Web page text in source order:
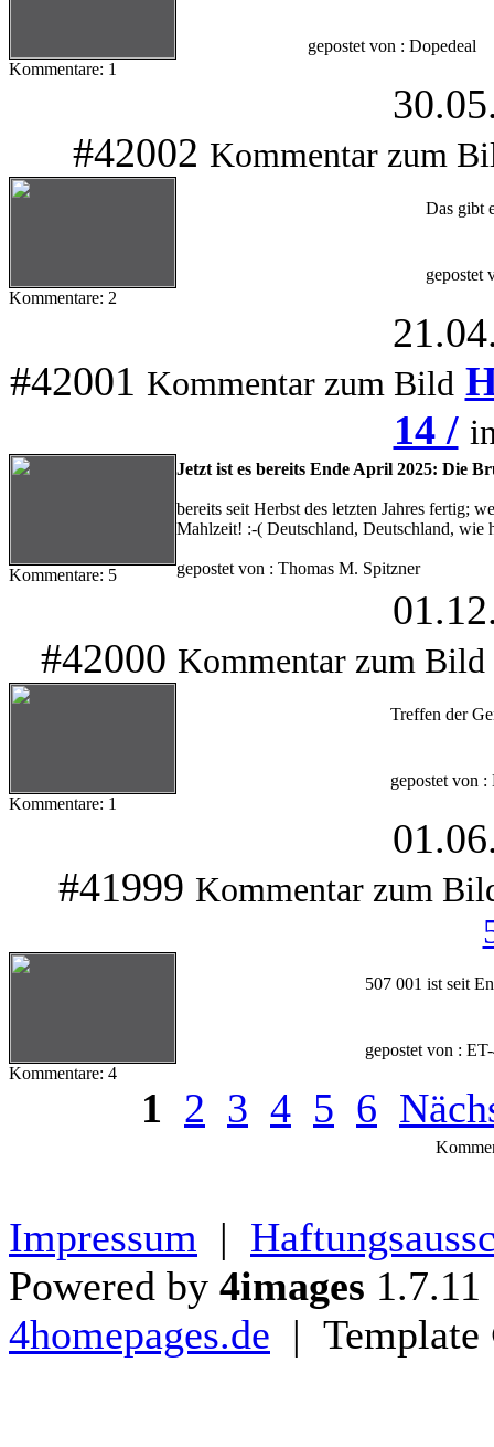
Kommentare: 1
gepostet von : Dopedeal
#42002 Kommentar zum
Kommentare: 2
Das gibt
gepostet
#42001 Kommentar zum Bild
14 /
Kommentare: 5
Jetzt ist es bereits Ende April 2025: Die
bereits seit Herbst des letzten Jahres fertig;
Mahlzeit! :-( Deutschland, Deutschland, wie
gepostet von : Thomas M. Spitzner
#42000 Kommentar zum Bild
Kommentare: 1
Treffen der
gepostet von
#41999 Kommentar zum
Kommentare: 4
507 001 ist seit
gepostet von :
1 2 3 4 5 6
Impressum |
Powered by 4images
4homepages.de |